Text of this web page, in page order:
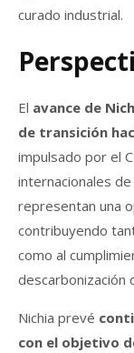
curado industrial.
El avance de
de transición
impulsado por el
internacionales
representan una
contribuyendo
como al
descarbonización
Nichia prevé
con el objetivo